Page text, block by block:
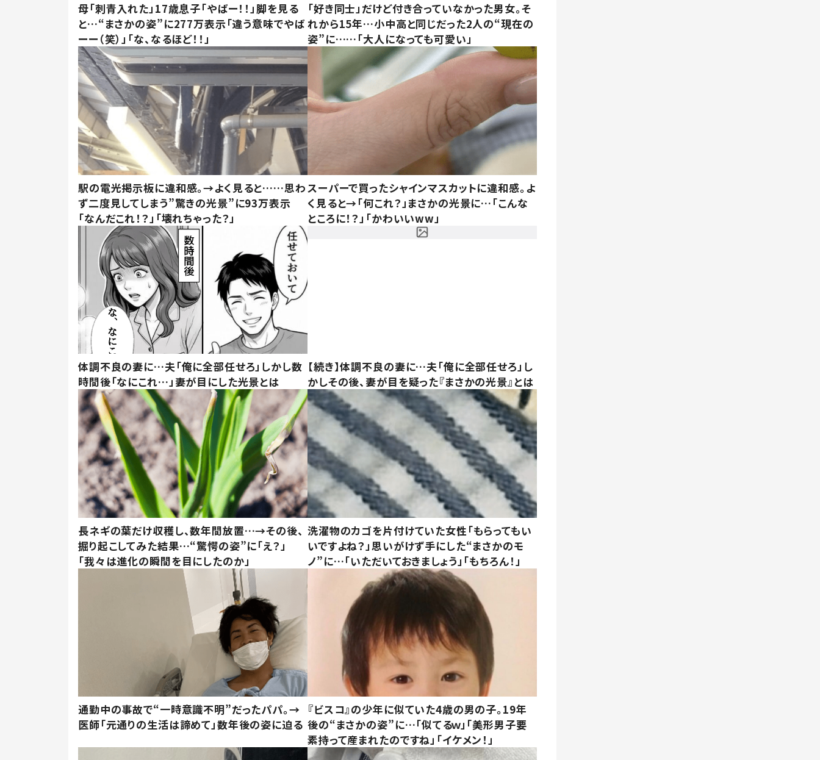
母「刺青入れた」17歳息子「やばー！！」脚を見る
と…“まさかの姿”に277万表示「違う意味でやば
ーー（笑）」「な、なるほど！！」
「好き同士」だけど付き合っていなかった男女。そ
れから15年…小中高と同じだった2人の“現在の
姿”に……「大人になっても可愛い」
駅の電光掲示板に違和感。→よく見ると……思わ
ず二度見してしまう”驚きの光景”に93万表示
「なんだこれ！？」「壊れちゃった？」
スーパーで買ったシャインマスカットに違和感。よ
く見ると→「何これ？」まさかの光景に…「こんな
ところに！？」「かわいいww」
体調不良の妻に…夫「俺に全部任せろ」しかし数
時間後「なにこれ…」妻が目にした光景とは
【続き】体調不良の妻に…夫「俺に全部任せろ」し
かしその後、妻が目を疑った『まさかの光景』とは
長ネギの葉だけ収穫し、数年間放置…→その後、
掘り起こしてみた結果…“驚愕の姿”に「え？」
「我々は進化の瞬間を目にしたのか」
洗濯物のカゴを片付けていた女性「もらってもい
いですよね？」思いがけず手にした“まさかのモ
ノ”に…「いただいておきましょう」「もちろん！」
通勤中の事故で“一時意識不明”だったパパ。→
医師「元通りの生活は諦めて」数年後の姿に迫る
『ビスコ』の少年に似ていた4歳の男の子。19年
後の“まさかの姿”に…「似てるｗ」「美形男子要
素持って産まれたのですね」「イケメン！」